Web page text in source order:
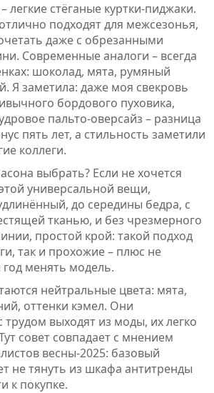
легкие стёганые куртки-пиджаки.
подходят для межсезонья,
даже с обрезанными
Современные аналоги – всегда
шоколад, мята, румяный
Я заметила: даже моя свекровь
бордового пуховика,
пальто-оверсайз – разница
пять лет, а стильность заметили
коллеги.
выбрать? Если не хочется
универсальной вещи,
до середины бедра, с
тканью, и без чрезмерного
простой крой: такой подход
так и прохожие – плюс не
менять модель.
нейтральные цвета: мята,
оттенки кэмел. Они
трудом выходят из моды, их легко
совет совпадает с мнением
весны-2025: базовый
не тянуть из шкафа антитренды
к покупке.